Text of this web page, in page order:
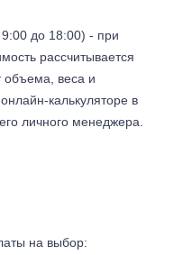
9:00 до 18:00) - при
рассчитывается
объема, веса и
калькуляторе в
личного менеджера.
на выбор: